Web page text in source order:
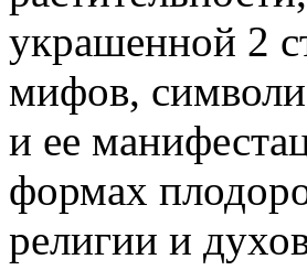
украшенной 2
мифов,
и ее
формах
религии и